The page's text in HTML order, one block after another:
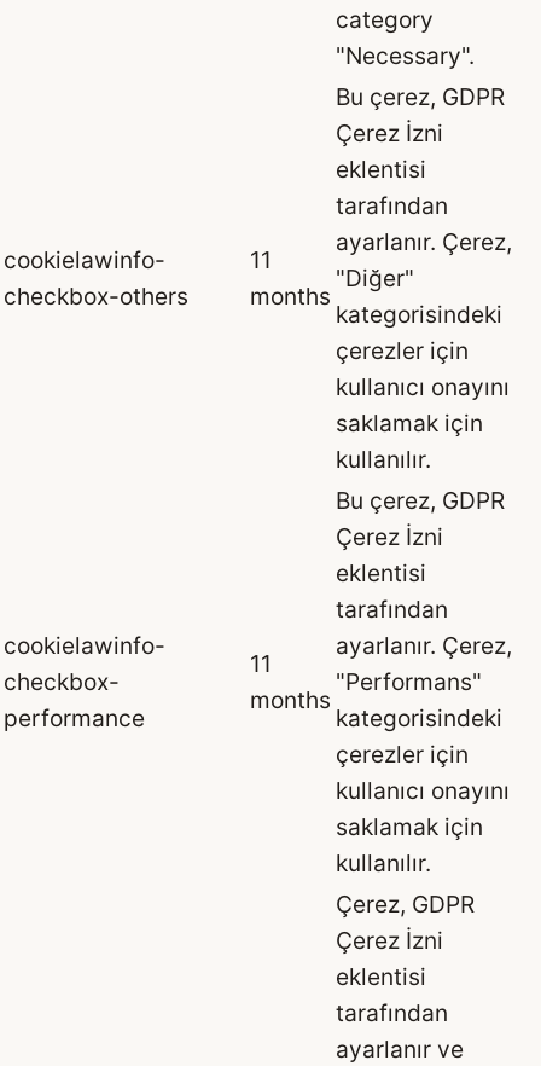
category
"Necessary".
cookielawinfo-
checkbox-others
11
months
Bu çerez, GDPR
Çerez İzni
eklentisi
tarafından
ayarlanır. Çerez,
"Diğer"
kategorisindeki
çerezler için
kullanıcı onayını
saklamak için
kullanılır.
cookielawinfo-
checkbox-
performance
11
months
Bu çerez, GDPR
Çerez İzni
eklentisi
tarafından
ayarlanır. Çerez,
"Performans"
kategorisindeki
çerezler için
kullanıcı onayını
saklamak için
kullanılır.
Çerez, GDPR
Çerez İzni
eklentisi
tarafından
ayarlanır ve